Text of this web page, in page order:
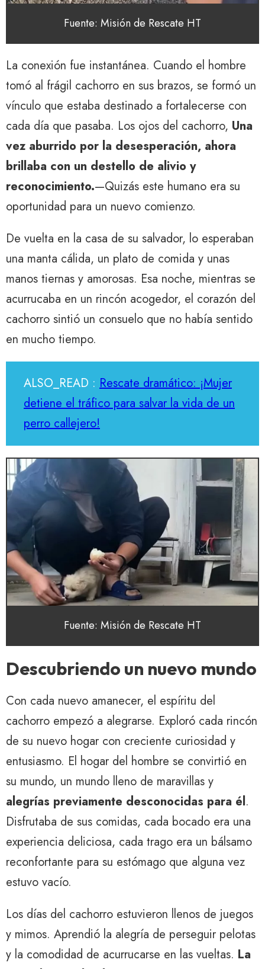
Fuente: Misión de Rescate HT
La conexión fue instantánea. Cuando el hombre
tomó al frágil cachorro en sus brazos, se formó un
vínculo que estaba destinado a fortalecerse con
cada día que pasaba. Los ojos del cachorro, Una
vez aburrido por la desesperación, ahora
brillaba con un destello de alivio y
reconocimiento.—Quizás este humano era su
oportunidad para un nuevo comienzo.
De vuelta en la casa de su salvador, lo esperaban
una manta cálida, un plato de comida y unas
manos tiernas y amorosas. Esa noche, mientras se
acurrucaba en un rincón acogedor, el corazón del
cachorro sintió un consuelo que no había sentido
en mucho tiempo.
ALSO_READ : Rescate dramático: ¡Mujer
detiene el tráfico para salvar la vida de un
perro callejero!
Fuente: Misión de Rescate HT
Descubriendo un nuevo mundo
Con cada nuevo amanecer, el espíritu del
cachorro empezó a alegrarse. Exploró cada rincón
de su nuevo hogar con creciente curiosidad y
entusiasmo. El hogar del hombre se convirtió en
su mundo, un mundo lleno de maravillas y
alegrías previamente desconocidas para él.
Disfrutaba de sus comidas, cada bocado era una
experiencia deliciosa, cada trago era un bálsamo
reconfortante para su estómago que alguna vez
estuvo vacío.
Los días del cachorro estuvieron llenos de juegos
y mimos. Aprendió la alegría de perseguir pelotas
y la comodidad de acurrucarse en las vueltas. La